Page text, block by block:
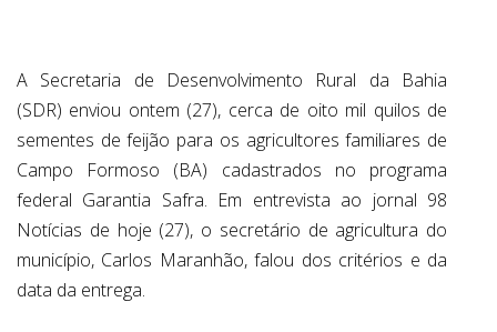
A Secretaria de Desenvolvimento Rural da Bahia
(SDR) enviou ontem (27), cerca de oito mil quilos de
sementes de feijão para os agricultores familiares de
Campo Formoso (BA) cadastrados no programa
federal Garantia Safra. Em entrevista ao jornal 98
Notícias de hoje (27), o secretário de agricultura do
município, Carlos Maranhão, falou dos critérios e da
data da entrega.